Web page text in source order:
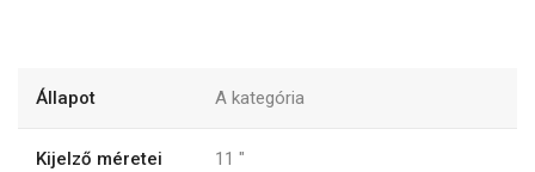
Állapot A kategória
Kijelző méretei 11 "